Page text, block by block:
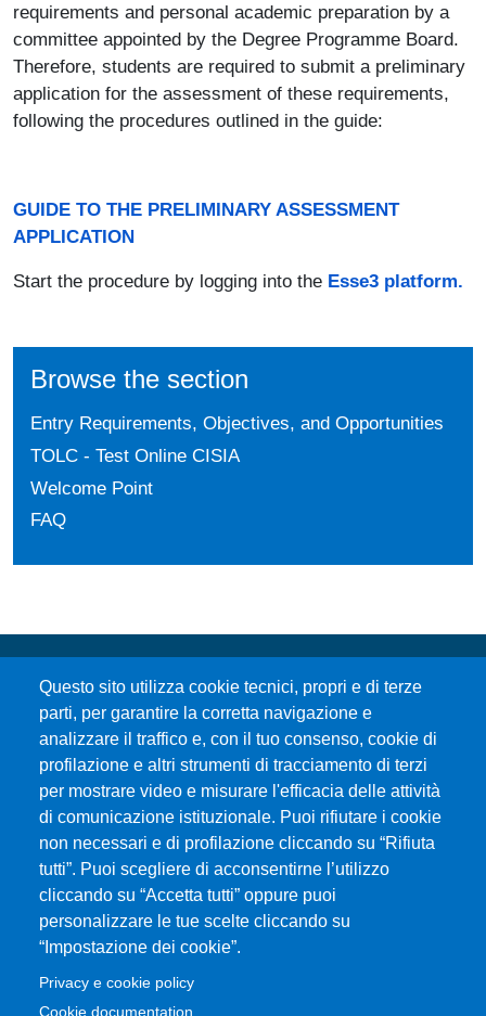
requirements and personal academic preparation by a
committee appointed by the Degree Programme Board.
Therefore, students are required to submit a preliminary
application for the assessment of these requirements,
following the procedures outlined in the guide:
GUIDE TO THE PRELIMINARY ASSESSMENT
APPLICATION
Start the procedure by logging into the Esse3 platform.
Browse the section
Entry Requirements, Objectives, and Opportunities
TOLC - Test Online CISIA
Welcome Point
FAQ
Questo sito utilizza cookie tecnici, propri e di terze
parti, per garantire la corretta navigazione e
analizzare il traffico e, con il tuo consenso, cookie di
profilazione e altri strumenti di tracciamento di terzi
per mostrare video e misurare l'efficacia delle attività
di comunicazione istituzionale. Puoi rifiutare i cookie
non necessari e di profilazione cliccando su “Rifiuta
tutti”. Puoi scegliere di acconsentirne l’utilizzo
cliccando su “Accetta tutti” oppure puoi
personalizzare le tue scelte cliccando su
“Impostazione dei cookie”.
Privacy e cookie policy
Cookie documentation
Università degli Studi di Messina
Piazza Pugliatti, 1 - 98122 Messina
Cod. Fiscale 80004070837
P.IVA 00724160833
Centralino: 090 676 1
MENÙ SOCIAL